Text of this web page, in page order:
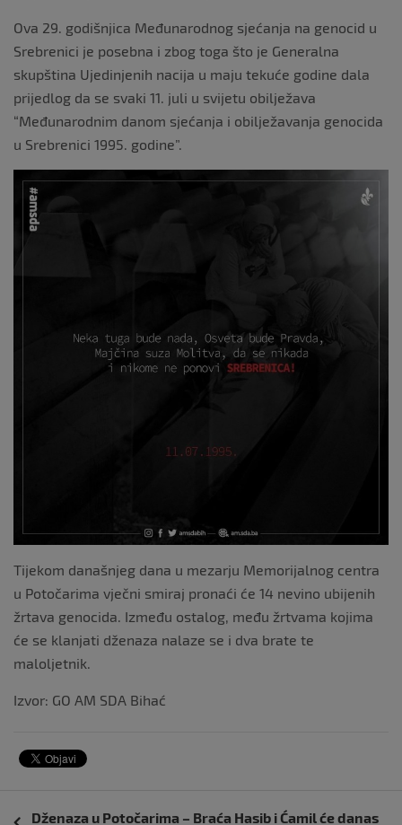
Ova 29. godišnjica Međunarodnog sjećanja na genocid u
Srebrenici je posebna i zbog toga što je Generalna
skupština Ujedinjenih nacija u maju tekuće godine dala
prijedlog da se svaki 11. juli u svijetu obilježava
“Međunarodnim danom sjećanja i obilježavanja genocida
u Srebrenici 1995. godine”.
Tijekom današnjeg dana u mezarju Memorijalnog centra
u Potočarima vječni smiraj pronaći će 14 nevino ubijenih
žrtava genocida. Između ostalog, među žrtvama kojima
će se klanjati dženaza nalaze se i dva brate te
maloljetnik.
Izvor: GO AM SDA Bihać
Dženaza u Potočarima – Braća Hasib i Ćamil će danas